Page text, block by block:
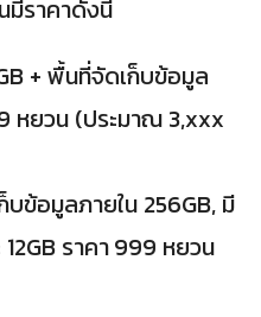
มีราคาดังนี้
+ พื้นที่จัดเก็บข้อมูล
หยวน (ประมาณ 3,xxx
ข้อมูลภายใน 256GB, มี
ราคา999 หยวน